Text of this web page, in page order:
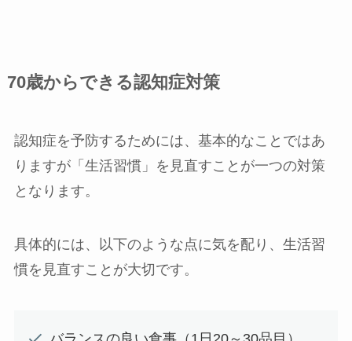
70歳からできる認知症対策
認知症を予防するためには、基本的なことではあ
りますが「生活習慣」を見直すことが一つの対策
となります。
具体的には、以下のような点に気を配り、生活習
慣を見直すことが大切です。